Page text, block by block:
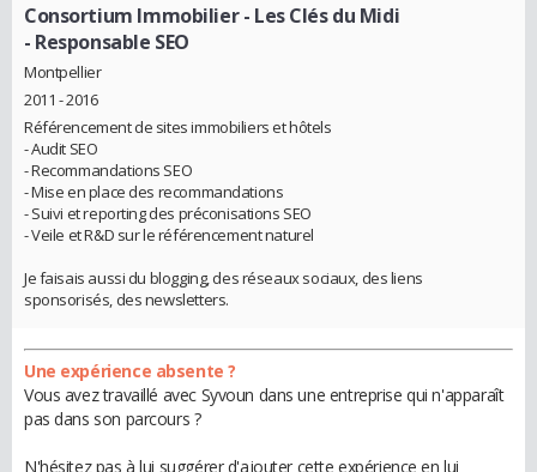
Consortium Immobilier - Les Clés du Midi
- Responsable SEO
Montpellier
2011 - 2016
Référencement de sites immobiliers et hôtels
- Audit SEO
- Recommandations SEO
- Mise en place des recommandations
- Suivi et reporting des préconisations SEO
- Veile et R&D sur le référencement naturel
Je faisais aussi du blogging, des réseaux sociaux, des liens
sponsorisés, des newsletters.
Une expérience absente ?
Vous avez travaillé avec Syvoun dans une entreprise qui n'apparaît
pas dans son parcours ?
N'hésitez pas à lui suggérer d'ajouter cette expérience en lui